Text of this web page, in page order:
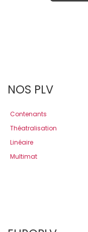
NOS PLV
Contenants
Théatralisation
Linéaire
Multimat